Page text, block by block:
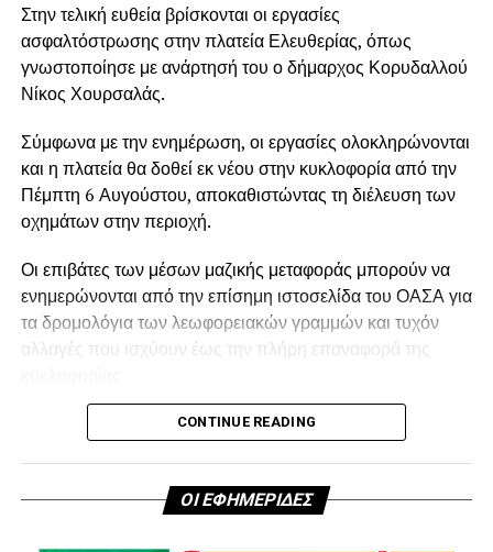
Στην τελική ευθεία βρίσκονται οι εργασίες
ασφαλτόστρωσης στην πλατεία Ελευθερίας, όπως
γνωστοποίησε με ανάρτησή του ο δήμαρχος Κορυδαλλού
Νίκος Χουρσαλάς.
Σύμφωνα με την ενημέρωση, οι εργασίες ολοκληρώνονται
και η πλατεία θα δοθεί εκ νέου στην κυκλοφορία από την
Πέμπτη 6 Αυγούστου, αποκαθιστώντας τη διέλευση των
οχημάτων στην περιοχή.
Οι επιβάτες των μέσων μαζικής μεταφοράς μπορούν να
ενημερώνονται από την επίσημη ιστοσελίδα του ΟΑΣΑ για
τα δρομολόγια των λεωφορειακών γραμμών και τυχόν
αλλαγές που ισχύουν έως την πλήρη επαναφορά της
CONTINUE READING
ΟΙ ΕΦΗΜΕΡΙΔΕΣ